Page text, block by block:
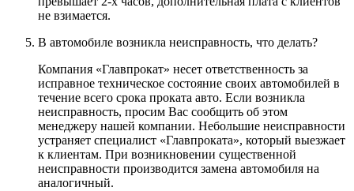
не взимается.
В автомобиле возникла неисправность, что делать?
Компания «Главпрокат» несет ответственность за
исправное техническое состояние своих автомобилей в
течение всего срока проката авто. Если возникла
неисправность, просим Вас сообщить об этом
менеджеру нашей компании. Небольшие неисправности
устраняет специалист «Главпроката», который выезжает
к клиентам. При возникновении существенной
неисправности производится замена автомобиля на
аналогичный.